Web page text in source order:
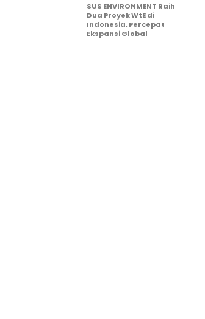
SUS ENVIRONMENT Raih
Dua Proyek WtE di
Indonesia, Percepat
Ekspansi Global